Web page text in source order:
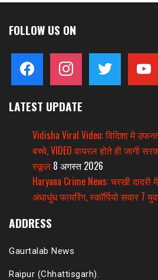
FOLLOW US ON
facebook instagram twitter
LATEST UPDATE
Vidisha Viral Video: विदिशा में
बच्चे, VIDEO वायरल होते ही जागी
स्कूल 8 अगस्त 2026
Haryana Crime News: चरखी
अंधाधुंध फायरिंग, स्कॉर्पियो सवार 7
ADDRESS
Gaurtalab News
Raipur (Chhattisgarh).